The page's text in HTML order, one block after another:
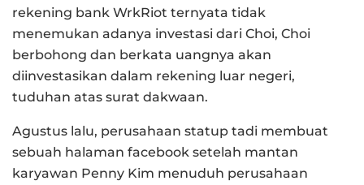
rekening bank WrkRiot ternyata tidak
menemukan adanya investasi dari Choi, Choi
berbohong dan berkata uangnya akan
diinvestasikan dalam rekening luar negeri,
tuduhan atas surat dakwaan.
Agustus lalu, perusahaan statup tadi membuat
sebuah halaman facebook setelah mantan
karyawan Penny Kim menuduh perusahaan